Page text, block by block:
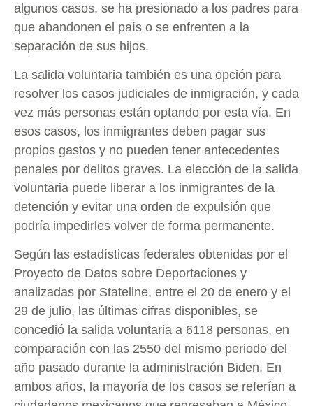
algunos casos, se ha presionado a los padres para
que abandonen el país o se enfrenten a la
separación de sus hijos.
La salida voluntaria también es una opción para
resolver los casos judiciales de inmigración, y cada
vez más personas están optando por esta vía. En
esos casos, los inmigrantes deben pagar sus
propios gastos y no pueden tener antecedentes
penales por delitos graves. La elección de la salida
voluntaria puede liberar a los inmigrantes de la
detención y evitar una orden de expulsión que
podría impedirles volver de forma permanente.
Según las estadísticas federales obtenidas por el
Proyecto de Datos sobre Deportaciones y
analizadas por Stateline, entre el 20 de enero y el
29 de julio, las últimas cifras disponibles, se
concedió la salida voluntaria a 6118 personas, en
comparación con las 2550 del mismo periodo del
año pasado durante la administración Biden. En
ambos años, la mayoría de los casos se referían a